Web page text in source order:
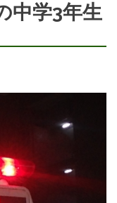
宇都宮
ガ 大垣市
込む 新宿
中学3年生